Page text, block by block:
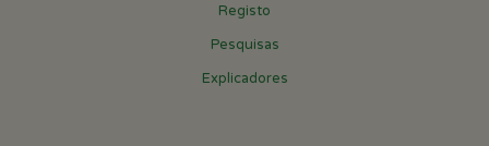
Registo
Pesquisas
Explicadores